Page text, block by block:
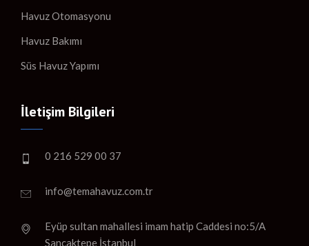
Havuz Otomasyonu
Havuz Bakımı
Süs Havuz Yapımı
İletişim Bilgileri
0 216 529 00 37
info@temahavuz.com.tr
Eyüp sultan mahallesi imam hatip Caddesi no:5/A
Sancaktepe İstanbul